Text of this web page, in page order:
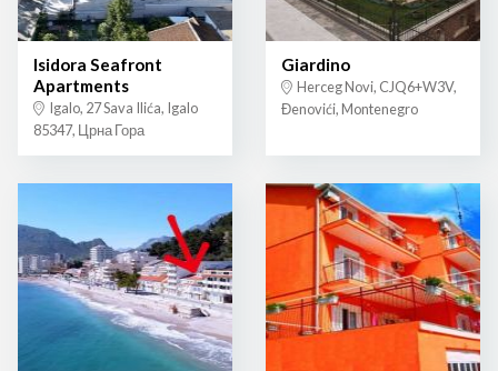
Isidora Seafront
Apartments
Igalo, 27 Sava Ilića, Igalo
85347, Црна Гора
Giardino
Herceg Novi, CJQ6+W3V,
Đenovići, Montenegro